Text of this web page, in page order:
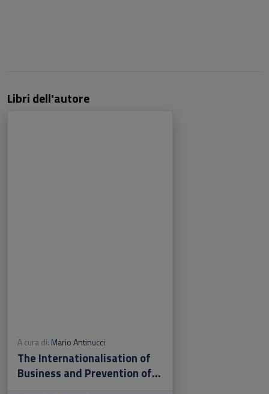
Libri dell'autore
A cura di: Mario Antinucci
The Internationalisation of
Business and Prevention of